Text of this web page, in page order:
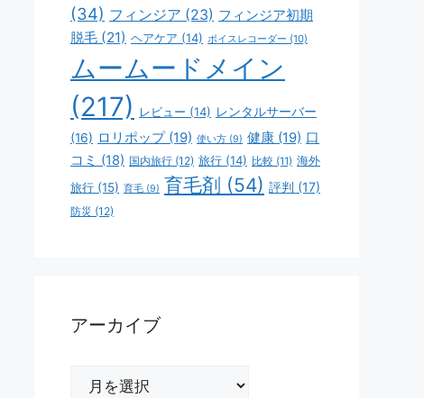
(34) フィンジア (23) フィンジア初期
脱毛 (21) ヘアケア (14) ボイスレコーダー (10)
ムームードメイン
(217)
レビュー (14) レンタルサーバー
(16) ロリポップ(19) 使い方 (9) 健康 (19) 口
コミ (18) 国内旅行 (12) 旅行 (14) 比較 (11) 海外
旅行 (15) 育毛 (9) 育毛剤 (54) 評判 (17)
防災 (12)
アーカイブ